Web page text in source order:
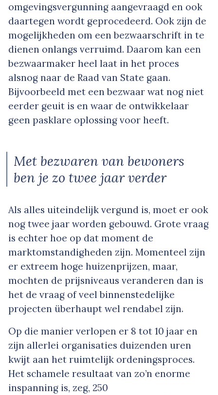
omgevingsvergunning aangevraagd en ook
daartegen wordt geprocedeerd. Ook zijn de
mogelijkheden om een bezwaarschrift in te
dienen onlangs verruimd. Daarom kan een
bezwaarmaker heel laat in het proces
alsnog naar de Raad van State gaan.
Bijvoorbeeld met een bezwaar wat nog niet
eerder geuit is en waar de ontwikkelaar
geen pasklare oplossing voor heeft.
Met bezwaren van bewoners
ben je zo twee jaar verder
Als alles uiteindelijk vergund is, moet er ook
nog twee jaar worden gebouwd. Grote vraag
is echter hoe op dat moment de
marktomstandigheden zijn. Momenteel zijn
er extreem hoge huizenprijzen, maar,
mochten de prijsniveaus veranderen dan is
het de vraag of veel binnenstedelijke
projecten überhaupt wel rendabel zijn.
Op die manier verlopen er 8 tot 10 jaar en
zijn allerlei organisaties duizenden uren
kwijt aan het ruimtelijk ordeningsproces.
Het schamele resultaat van zo’n enorme
inspanning is, zeg, 250